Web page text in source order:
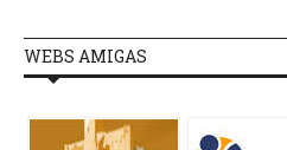
WEBS AMIGAS